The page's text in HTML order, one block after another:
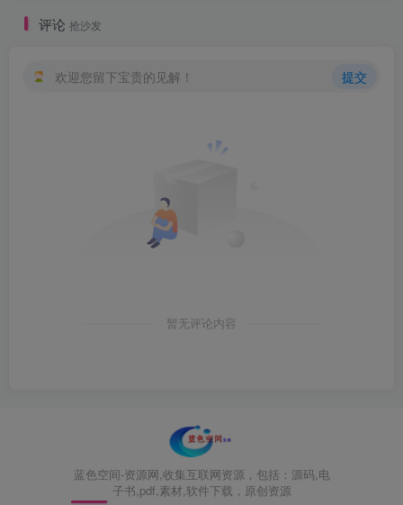
评论 抢沙发
欢迎您留下宝贵的见解！ 提交
暂无评论内容
蓝色空间-资源网,收集互联网资源，包括：源码,电
子书,pdf,素材,软件下载，原创资源